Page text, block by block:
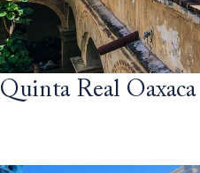
Quinta Real Oaxaca